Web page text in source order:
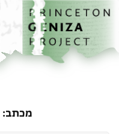
לתוכןהבית
מכתב